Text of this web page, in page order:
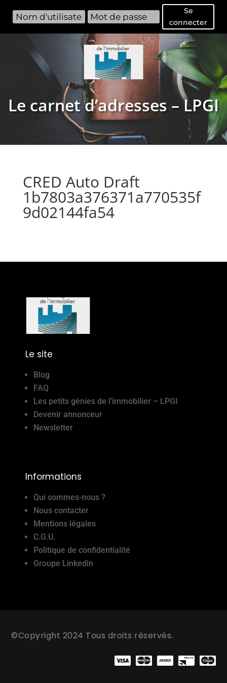
Se
connecter
Le carnet d’adresses – LPGI
CRED Auto Draft
1b7803a376371a770535f
9d02144fa54
Le site
Blog
FAQ
Les petits génies de l’immobilier – LPGI
Devenir annonceur
Newsletter
Informations
Qui sommes-nous ?
Nous contacter
Mentions légales
C.G.U.
Politique de confidentialité
Groupe Linkedin
©Copyright 2024 Tous droits réservés.